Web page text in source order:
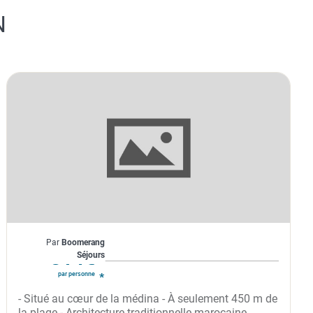
À partir de
314€
par personne
Par Boomerang
Séjours
Maroc
RIAD NAKHLA 3*
- Situé au cœur de la médina - À seulement 450 m de